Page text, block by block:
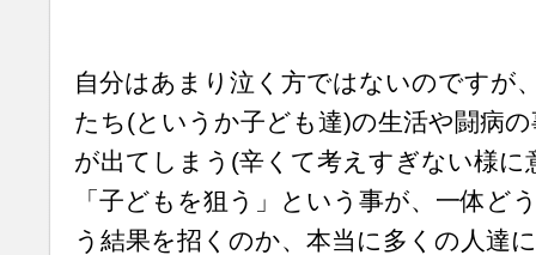
自分はあまり泣く方ではないのですが
たち(というか子ども達)の生活や闘病
が出てしまう(辛くて考えすぎない様に
「子どもを狙う」という事が、一体ど
う結果を招くのか、本当に多くの人達